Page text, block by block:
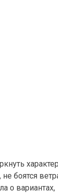
боятся
о вариантах,